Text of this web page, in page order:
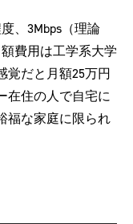
、3Mbps（理論
費用は工学系大学
覚だと月額25万円
在住の人で自宅に
福な家庭に限られ